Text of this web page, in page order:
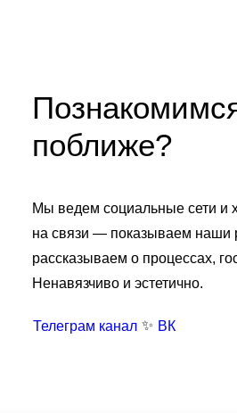
поближе?
Мы ведем социальные сети и
на связи — показываем наши
рассказываем о процессах,
Ненавязчиво и эстетично.
Телеграм канал ✨ ВК